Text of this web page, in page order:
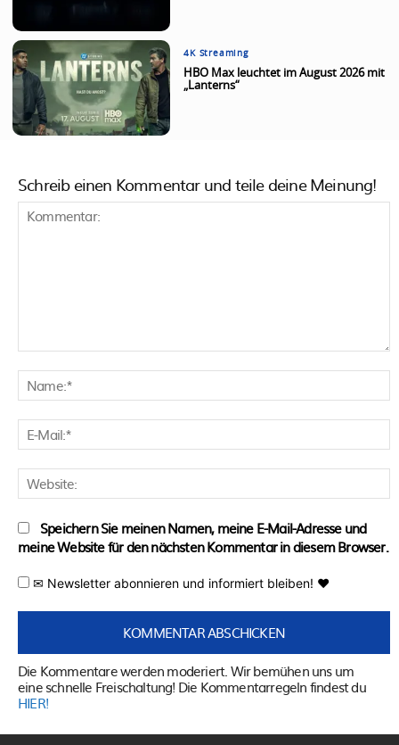
4K Streaming
HBO Max leuchtet im August 2026 mit
„Lanterns“
Schreib einen Kommentar und teile deine Meinung!
Speichern Sie meinen Namen, meine E-Mail-Adresse und
meine Website für den nächsten Kommentar in diesem Browser.
✉ Newsletter abonnieren und informiert bleiben! ♥
Die Kommentare werden moderiert. Wir bemühen uns um
eine schnelle Freischaltung! Die Kommentarregeln findest du
HIER!